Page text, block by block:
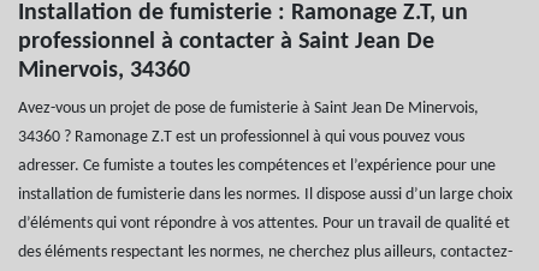
Installation de fumisterie : Ramonage Z.T, un
professionnel à contacter à Saint Jean De
Minervois, 34360
Avez-vous un projet de pose de fumisterie à Saint Jean De Minervois,
34360 ? Ramonage Z.T est un professionnel à qui vous pouvez vous
adresser. Ce fumiste a toutes les compétences et l’expérience pour une
installation de fumisterie dans les normes. Il dispose aussi d’un large choix
d’éléments qui vont répondre à vos attentes. Pour un travail de qualité et
des éléments respectant les normes, ne cherchez plus ailleurs, contactez-